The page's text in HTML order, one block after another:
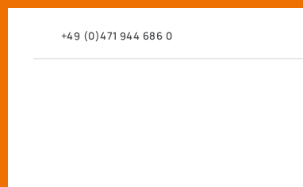
+49 (0)471 944 686 0